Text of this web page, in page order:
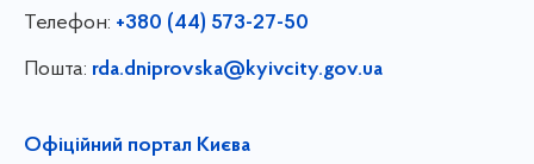
Телефон: +380 (44) 573-27-50
Пошта: rda.dniprovska@kyivcity.gov.ua
Офіційний портал Києва